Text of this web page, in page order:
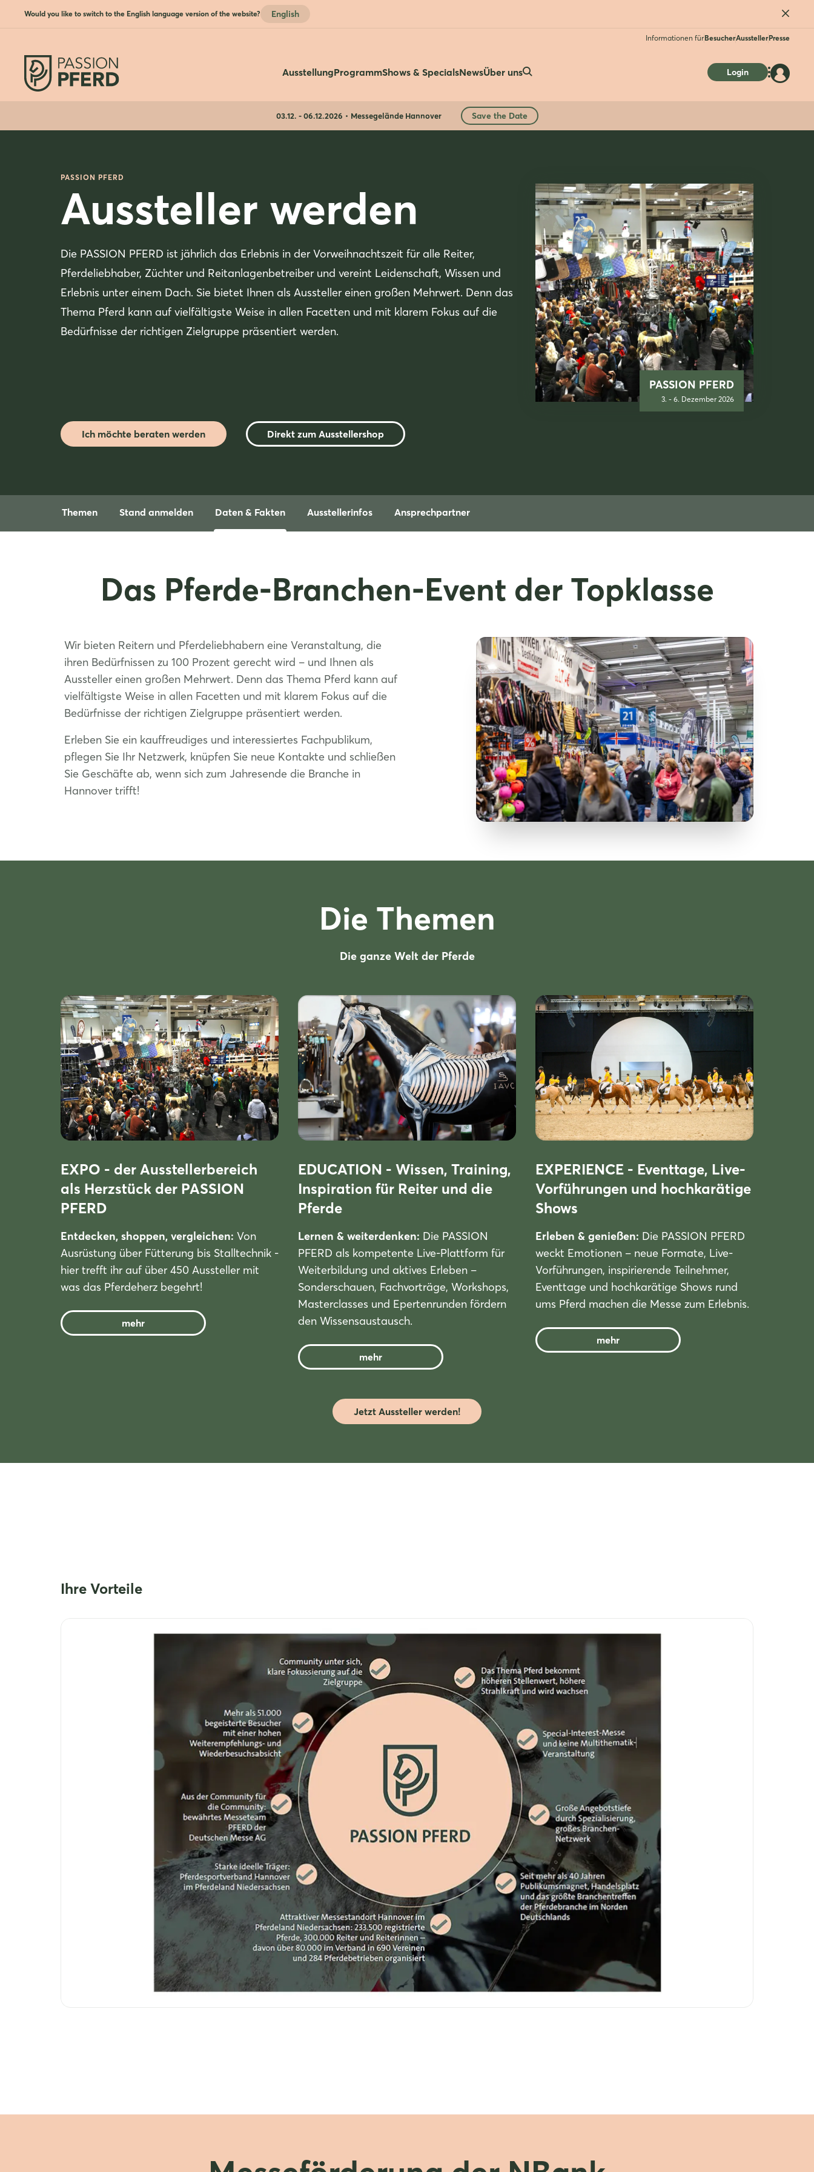
Would you like to switch to the English language version of the website? English
Informationen fürBesucherAusstellerPresse
AusstellungProgrammShows & SpecialsNewsÜber uns Login
03.12. - 06.12.2026 Messegelände Hannover Save the Date
PASSION PFERD
Aussteller werden
Die PASSION PFERD ist jährlich das Erlebnis in der Vorweihnachtszeit für alle Reiter,
Pferdeliebhaber, Züchter und Reitanlagenbetreiber und vereint Leidenschaft, Wissen und
Erlebnis unter einem Dach. Sie bietet Ihnen als Aussteller einen großen Mehrwert. Denn das
Thema Pferd kann auf vielfältigste Weise in allen Facetten und mit klarem Fokus auf die
Bedürfnisse der richtigen Zielgruppe präsentiert werden.
PASSION PFERD
3. - 6. Dezember 2026
Ich möchte beraten werden Direkt zum Ausstellershop
Themen Stand anmelden Daten & Fakten Ausstellerinfos Ansprechpartner
Das Pferde-Branchen-Event der Topklasse
Wir bieten Reitern und Pferdeliebhabern eine Veranstaltung, die
ihren Bedürfnissen zu 100 Prozent gerecht wird – und Ihnen als
Aussteller einen großen Mehrwert. Denn das Thema Pferd kann auf
vielfältigste Weise in allen Facetten und mit klarem Fokus auf die
Bedürfnisse der richtigen Zielgruppe präsentiert werden.
Erleben Sie ein kauffreudiges und interessiertes Fachpublikum,
pflegen Sie Ihr Netzwerk, knüpfen Sie neue Kontakte und schließen
Sie Geschäfte ab, wenn sich zum Jahresende die Branche in
Hannover trifft!
Die Themen
Die ganze Welt der Pferde
EXPO - der Ausstellerbereich
als Herzstück der PASSION
PFERD
Entdecken, shoppen, vergleichen: Von
Ausrüstung über Fütterung bis Stalltechnik -
hier trefft ihr auf über 450 Aussteller mit
was das Pferdeherz begehrt!
mehr
EDUCATION - Wissen, Training,
Inspiration für Reiter und die
Pferde
Lernen & weiterdenken: Die PASSION
PFERD als kompetente Live-Plattform für
Weiterbildung und aktives Erleben –
Sonderschauen, Fachvorträge, Workshops,
Masterclasses und Epertenrunden fördern
den Wissensaustausch.
mehr
EXPERIENCE - Eventtage, Live-
Vorführungen und hochkarätige
Shows
Erleben & genießen: Die PASSION PFERD
weckt Emotionen – neue Formate, Live-
Vorführungen, inspirierende Teilnehmer,
Eventtage und hochkarätige Shows rund
ums Pferd machen die Messe zum Erlebnis.
mehr
Jetzt Aussteller werden!
Ihre Vorteile
Login
Passwort vergessen?
Noch nicht angemeldet?
Jetzt registrieren